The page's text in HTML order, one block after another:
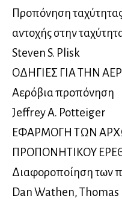
Προπόνηση
αντοχής στην
Steven S. Plisk
ΟΔΗΓΙΕΣ ΓΙΑ ΤΗΝ
Αερόβια προπόνηση
Jeffrey A. Potteiger
ΕΦΑΡΜΟΓΗ ΤΩΝ
ΠΡΟΠΟΝΗΤΙΚΟΥ
Διαφοροποίηση των
Dan Wathen, Thomas